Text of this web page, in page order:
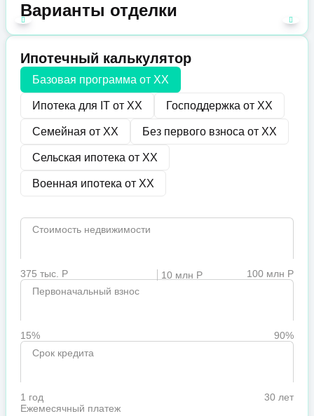
Варианты отделки
Ипотечный калькулятор
Базовая программа от XX
Ипотека для IT от XX Господдержка от XX
Семейная от XX Без первого взноса от XX
Сельская ипотека от XX
Военная ипотека от XX
Стоимость недвижимости
375 тыс. Р 10 млн Р
100 млн Р
Первоначальный взнос
15%
90%
Срок кредита
1 год
30 лет
Ежемесячный платеж